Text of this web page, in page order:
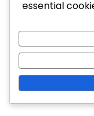
Links
Gennemse
Kom i kontakt
Vores historie
essential